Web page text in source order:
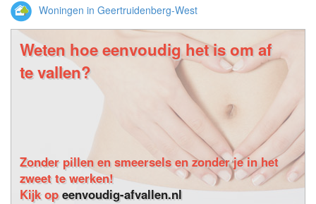
Woningen in Geertruidenberg-West
Weten hoe eenvoudig het is om af
te vallen?
Zonder pillen en smeersels en zonder je in het
zweet te werken!
Kijk opeenvoudig-afvallen.nl